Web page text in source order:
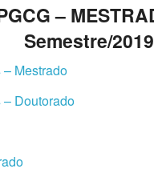
–
Semestre/2019
Mestrado
Doutorado